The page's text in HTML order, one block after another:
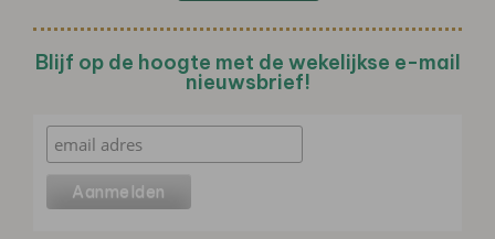
Blijf op de hoogte met de wekelijkse e-mail
nieuwsbrief!